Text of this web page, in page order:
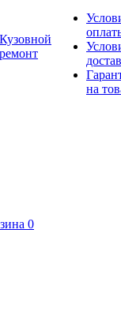
Кузовной
ремонт
на
0